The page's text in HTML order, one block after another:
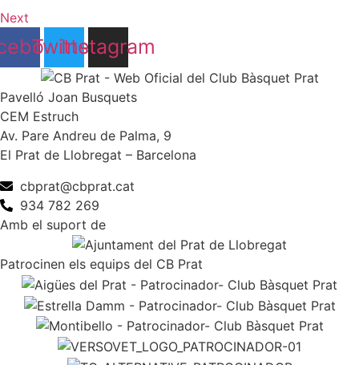
Next
Twitter
Instagram
Pavelló Joan Busquets
CEM Estruch
Av. Pare Andreu de Palma, 9
El Prat de Llobregat – Barcelona
cbprat@cbprat.cat
934 782 269
Amb el suport de
Patrocinen els equips del CB Prat